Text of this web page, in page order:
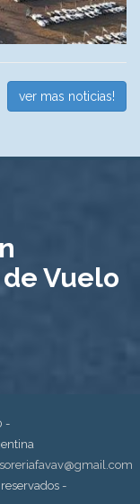
ver mas noticias!
Vuelo
-
-